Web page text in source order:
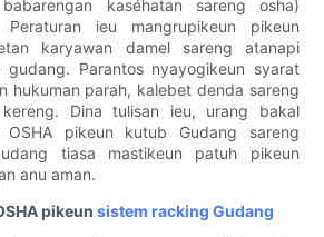
kaséhatan sareng osha)
ieu mangrupikeun pikeun
karyawan damel sareng atanapi
Parantos nyayogikeun syarat
hukuman parah, kalebet denda sareng
Dina tulisan ieu, urang bakal
OSHA pikeun kutub Gudang sareng
tiasa mastikeun patuh pikeun
anu aman.
pikeunsistem racking Gudang